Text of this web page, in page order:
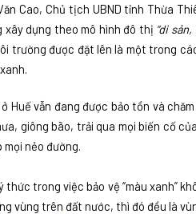
Cao, Chủ tịch UBND tỉnh Thừa
xây dựng theo mô hình đô thị “di
trường được đặt lên là một trong
Huế vẫn đang được bảo tồn và
giông bão, trải qua mọi biến cố
nẻo đường.
thức trong việc bảo vệ “màu xanh”
vùng trên đất nước, thì đó đều là